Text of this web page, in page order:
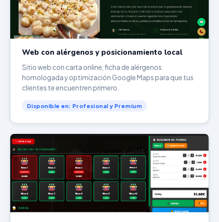
Web con alérgenos y posicionamiento local
Sitio web con carta online, ficha de alérgenos
homologada y optimización Google Maps para que tus
clientes te encuentren primero.
Disponible en: Profesional y Premium